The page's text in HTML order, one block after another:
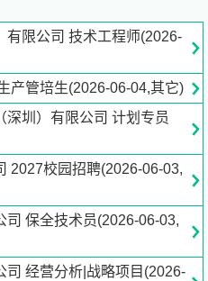
生培养计划。在三菱电机自
通过无限挑战自己的工作，
作充满自信，振奋自身，去
复努力使员工大步成长，拓
贡献。我们提供了丰富的学
工能够多元化的发展。无论
您打造成为业务精英、行业
自身价值，并获得更高的回
有限公司 技术工程师(2026-
产管培生(2026-06-04,其它)
深圳）有限公司 计划专员
2027校园招聘(2026-06-03,
司 保全技术员(2026-06-03,
司 经营分析|战略项目(2026-